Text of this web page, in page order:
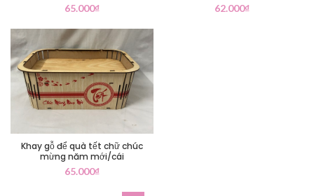
65.000₫
62.000₫
Khay gỗ để quà tết chữ chúc
mừng năm mới/cái
65.000₫